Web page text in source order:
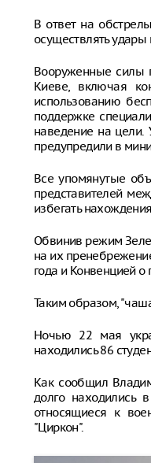
В ответ на
осуществлять
Вооруженные силы
Киеве, включая
использованию
поддержке
наведение на
предупредили в
Все упомянутые
представителей
избегать
Обвинив режим
на их
года и Конвенцией о
Таким образом,
Ночью 22 мая
находились 86
Как сообщил
долго находились
относящиеся к
"Циркон".